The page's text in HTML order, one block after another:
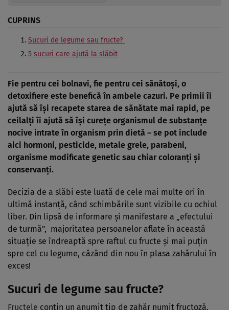
CUPRINS
Sucuri de legume sau fructe?
5 sucuri care ajută la slăbit
Fie pentru cei bolnavi, fie pentru cei sănătoşi, o
detoxifiere este benefică în ambele cazuri. Pe primii îi
ajută să îşi recapete starea de sănătate mai rapid, pe
ceilalţi îi ajută să îşi cureţe organismul de substanţe
nocive intrate în organism prin dietă – se pot include
aici hormoni, pesticide, metale grele, parabeni,
organisme modificate genetic sau chiar coloranţi şi
conservanţi.
Decizia de a slăbi este luată de cele mai multe ori în
ultimă instanţă, când schimbările sunt vizibile cu ochiul
liber. Din lipsă de informare şi manifestare a „efectului
de turmă”, majoritatea persoanelor aflate în această
situaţie se îndreaptă spre raftul cu fructe şi mai puţin
spre cel cu legume, căzând din nou în plasa zahărului în
exces!
Sucuri de legume sau fructe?
Fructele conţin un anumit tip de zahăr numit fructoză.